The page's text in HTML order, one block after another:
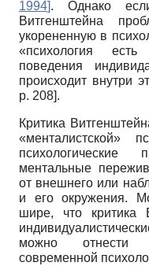
1994]. Однако
Витгенштейна
укорененную в
«психология
поведения
происходит внутри
p. 208].
Критика
«менталистской»
ментальные
от внешнего или
и его окружения.
шире, что критика
можно отнести
современной